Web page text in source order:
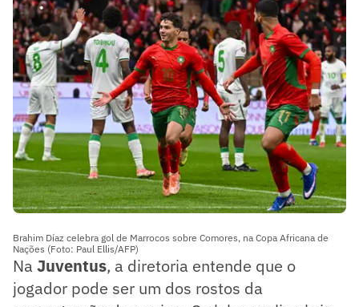
Brahim Díaz celebra gol de Marrocos sobre Comores, na Copa Africana de
Nações (Foto: Paul Ellis/AFP)
Na Juventus, a diretoria entende que o
jogador pode ser um dos rostos da